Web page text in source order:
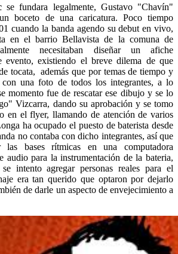
se fundara legalmente, Gustavo "Chavín"
boceto de una caricatura. Poco tiempo
cuando la banda agendo su debut en vivo,
en el barrio Bellavista de la comuna de
necesitaban diseñar un afiche
evento, existiendo el breve dilema de que
tocata, además que por temas de tiempo y
con una foto de todos los integrantes, a lo
momento fue de rescatar ese dibujo y se lo
Vizcarra, dando su aprobación y se tomo
en el flyer, llamando de atención de varios
ha ocupado el puesto de baterista desde
no contaba con dicho integrantes, así que
las bases rítmicas en una computadora
audio para la instrumentación de la bateria,
intento agregar personas reales para el
era tan querido que optaron por dejarlo
de darle un aspecto de envejecimiento a